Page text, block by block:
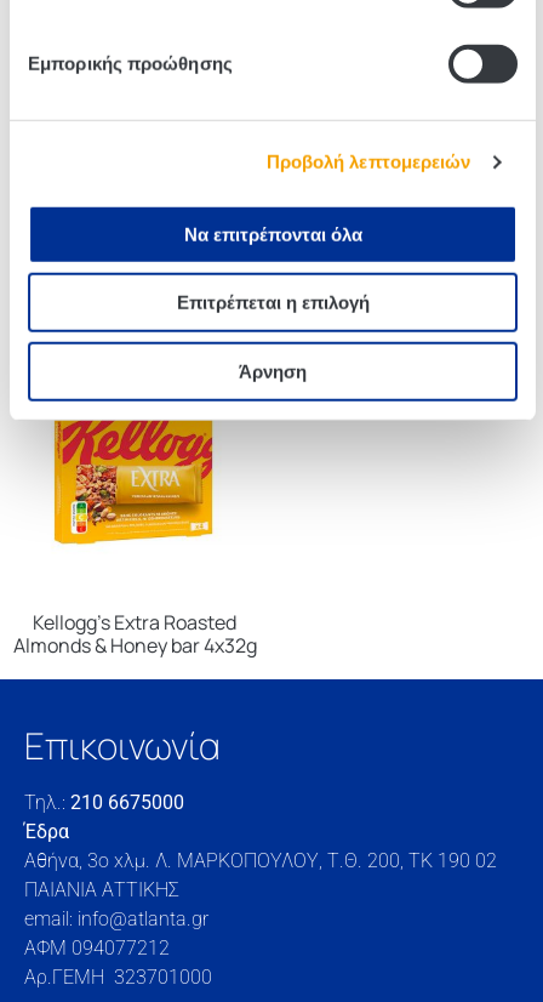
Εμπορικής προώθησης
Προβολή λεπτομερειών
Να επιτρέπονται όλα
Επιτρέπεται η επιλογή
Άρνηση
Kellogg’s Coco Pops
Chocos 330g
Kellogg’s Special K Dark
Chocolate bar 6×21,5g
Kellogg’s Extra Roasted
Almonds & Honey bar 4x32g
Επικοινωνία
Τηλ.: 210 6675000
Έδρα
Αθήνα, 3o xλμ. Λ. ΜΑΡΚΟΠΟΥΛΟΥ, Τ.Θ. 200, TK 190 02
ΠΑΙΑΝΙΑ ΑΤΤΙΚΗΣ
email: info@atlanta.gr
ΑΦΜ 094077212
Αρ.ΓΕΜΗ 323701000